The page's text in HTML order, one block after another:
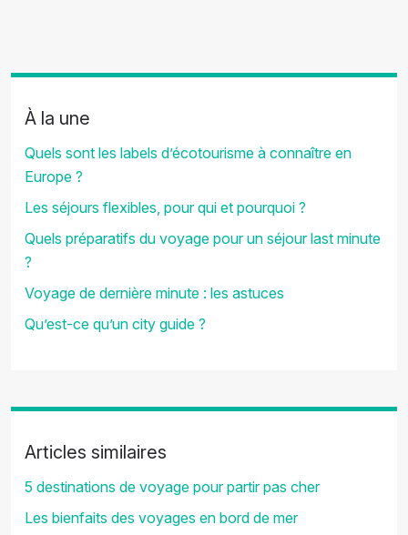
À la une
Quels sont les labels d’écotourisme à connaître en
Europe ?
Les séjours flexibles, pour qui et pourquoi ?
Quels préparatifs du voyage pour un séjour last minute
?
Voyage de dernière minute : les astuces
Qu’est-ce qu’un city guide ?
Articles similaires
5 destinations de voyage pour partir pas cher
Les bienfaits des voyages en bord de mer